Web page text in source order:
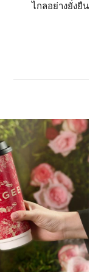
ไกลอย่างยั่งยืน